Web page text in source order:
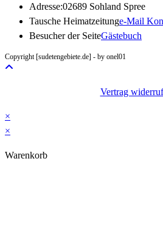
Adresse:02689 Sohland Spree
Tausche Heimatzeitunge-Mail
Besucher der SeiteGästebuch
Copyright [sudetengebiete.de] - by onel01
Vertrag
×
×
Warenkorb